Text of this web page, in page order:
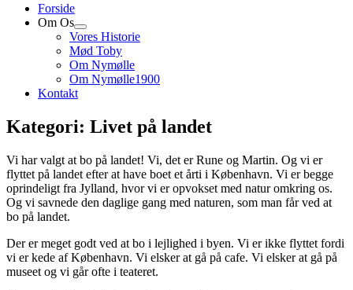
Forside
Om Os
Åbn
dropdown
meny
Vores Historie
Mød Toby
Om Nymølle
Om Nymølle1900
Kontakt
Kategori: Livet på landet
Vi har valgt at bo på landet! Vi, det er Rune og Martin. Og vi er
flyttet på landet efter at have boet et årti i København. Vi er begge
oprindeligt fra Jylland, hvor vi er opvokset med natur omkring os.
Og vi savnede den daglige gang med naturen, som man får ved at
bo på landet.
Der er meget godt ved at bo i lejlighed i byen. Vi er ikke flyttet fordi
vi er kede af København. Vi elsker at gå på cafe. Vi elsker at gå på
museet og vi går ofte i teateret.